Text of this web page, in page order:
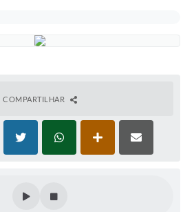
COMPARTILHAR